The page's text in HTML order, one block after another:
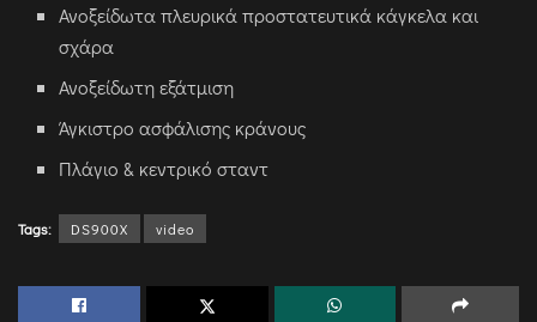
Ανοξείδωτα πλευρικά προστατευτικά κάγκελα και
σχάρα
Ανοξείδωτη εξάτμιση
Άγκιστρο ασφάλισης κράνους
Πλάγιο & κεντρικό σταντ
Tags: DS900X video